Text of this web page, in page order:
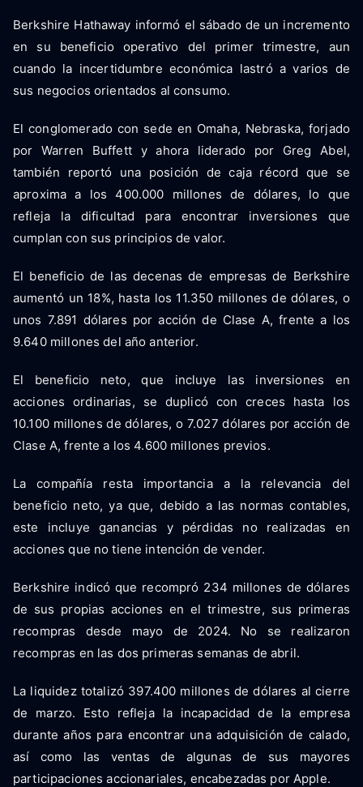
Berkshire Hathaway informó el sábado de un incremento
en su beneficio operativo del primer trimestre, aun
cuando la incertidumbre económica lastró a varios de
sus negocios orientados al consumo.
El conglomerado con sede en Omaha, Nebraska, forjado
por Warren Buffett y ahora liderado por Greg Abel,
también reportó una posición de caja récord que se
aproxima a los 400.000 millones de dólares, lo que
refleja la dificultad para encontrar inversiones que
cumplan con sus principios de valor.
El beneficio de las decenas de empresas de Berkshire
aumentó un 18%, hasta los 11.350 millones de dólares, o
unos 7.891 dólares por acción de Clase A, frente a los
9.640 millones del año anterior.
El beneficio neto, que incluye las inversiones en
acciones ordinarias, se duplicó con creces hasta los
10.100 millones de dólares, o 7.027 dólares por acción de
Clase A, frente a los 4.600 millones previos.
La compañía resta importancia a la relevancia del
beneficio neto, ya que, debido a las normas contables,
este incluye ganancias y pérdidas no realizadas en
acciones que no tiene intención de vender.
Berkshire indicó que recompró 234 millones de dólares
de sus propias acciones en el trimestre, sus primeras
recompras desde mayo de 2024. No se realizaron
recompras en las dos primeras semanas de abril.
La liquidez totalizó 397.400 millones de dólares al cierre
de marzo. Esto refleja la incapacidad de la empresa
durante años para encontrar una adquisición de calado,
así como las ventas de algunas de sus mayores
participaciones accionariales, encabezadas por Apple.